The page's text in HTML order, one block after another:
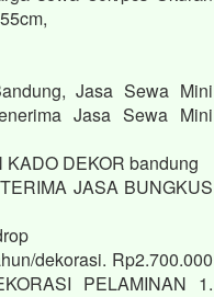
Jasa Sewa Mini
Jasa Sewa Mini
KADO DEKOR bandung
JASA BUNGKUS
dekorasi. Rp2.700.000
PELAMINAN 1.